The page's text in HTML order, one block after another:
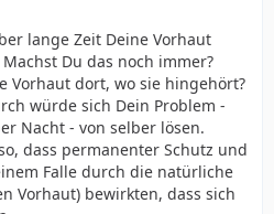
lange Zeit Deine Vorhaut
Du das noch immer?
Vorhaut dort, wo sie hingehört?
würde sich Dein Problem -
Nacht - von selber lösen.
dass permanenter Schutz und
Falle durch die natürliche
Vorhaut) bewirkten, dass sich